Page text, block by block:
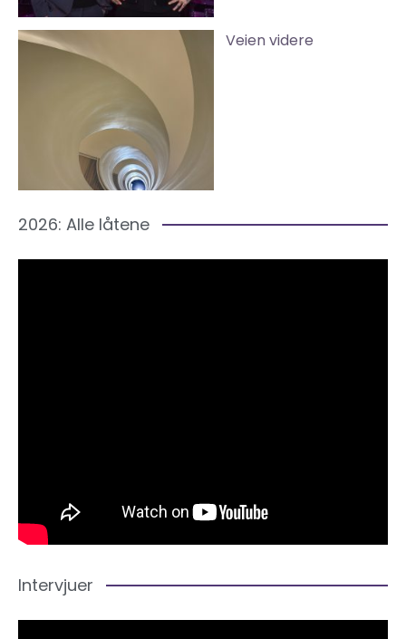
Veien videre
2026: Alle låtene
Intervjuer